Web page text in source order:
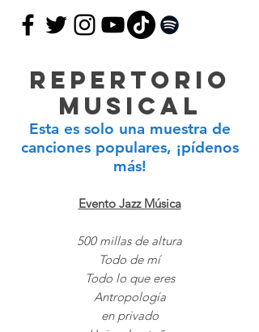
Repertorio
Musical
Esta es solo una muestra de
canciones populares, ¡pídenos
más!
Evento Jazz Música
500 millas de altura
Todo de mí
Todo lo que eres
Antropología
en privado